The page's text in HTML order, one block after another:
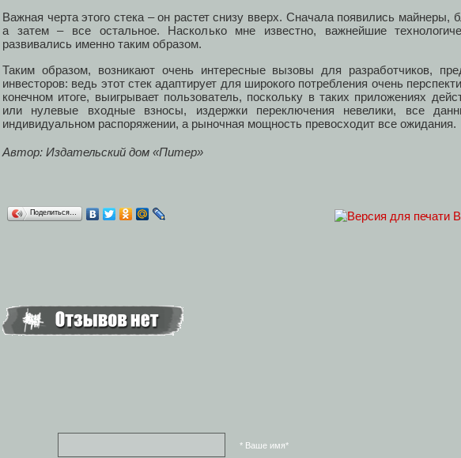
Важная черта этого стека – он растет снизу вверх. Сначала появились майнеры,
а затем – все остальное. Насколько мне известно, важнейшие
развивались именно таким образом.
Таким образом, возникают очень интересные вызовы для разработчиков,
инвесторов: ведь этот стек адаптирует для широкого потребления очень
конечном итоге, выигрывает пользователь, поскольку в таких приложениях
или нулевые входные взносы, издержки переключения невелики, все
индивидуальном распоряжении, а рыночная мощность превосходит все ожидания.
Автор: Издательский дом «Питер»
Поделиться…
* Ваше имя*